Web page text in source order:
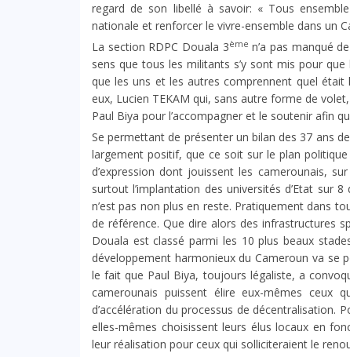
regard de son libellé à savoir: « Tous
nationale et renforcer le vivre-ensemble dans un
La section RDPC Douala 3ème n’a pas manqué
sens que tous les militants s’y sont mis pour
que les uns et les autres comprennent quel était
eux, Lucien TEKAM qui, sans autre forme de
Paul Biya pour l’accompagner et le soutenir afin
Se permettant de présenter un bilan des 37 ans
largement positif, que ce soit sur le plan
d’expression dont jouissent les camerounais,
surtout l’implantation des universités d’Etat sur
n’est pas non plus en reste. Pratiquement dans
de référence. Que dire alors des infrastructures
Douala est classé parmi les 10 plus beaux
développement harmonieux du Cameroun va se
le fait que Paul Biya, toujours légaliste, a
camerounais puissent élire eux-mêmes ceux
d’accélération du processus de décentralisation.
elles-mêmes choisissent leurs élus locaux en
leur réalisation pour ceux qui solliciteraient le